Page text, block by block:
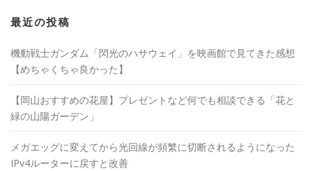
最近の投稿
機動戦士ガンダム「閃光のハサウェイ」を映画館で見てきた感想
【めちゃくちゃ良かった】
【岡山おすすめの花屋】プレゼントなど何でも相談できる「花と
緑の山陽ガーデン」
メガエッグに変えてから光回線が頻繁に切断されるようになった
IPv4ルーターに戻すと改善